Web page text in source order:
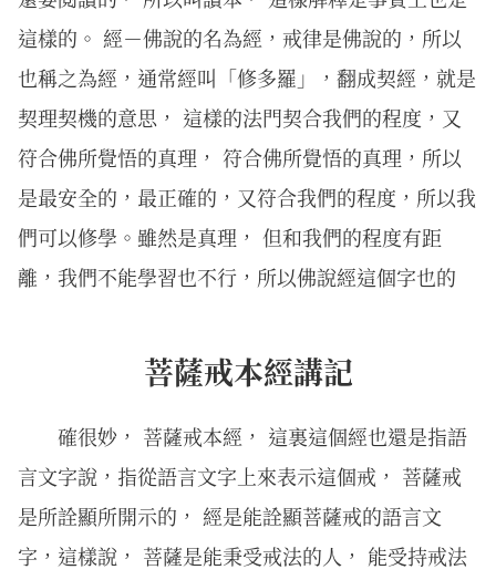
這樣的。 經－佛說的名為經，戒律是佛說的，所以
也稱之為經，通常經叫「修多羅」，翻成契經，就是
契理契機的意思， 這樣的法門契合我們的程度，又
符合佛所覺悟的真理， 符合佛所覺悟的真理，所以
是最安全的，最正確的，又符合我們的程度，所以我
們可以修學。雖然是真理， 但和我們的程度有距
離，我們不能學習也不行，所以佛說經這個字也的
菩薩戒本經講記
確很妙， 菩薩戒本經， 這裏這個經也還是指語
言文字說，指從語言文字上來表示這個戒， 菩薩戒
是所詮顯所開示的， 經是能詮顯菩薩戒的語言文
字，這樣說， 菩薩是能秉受戒法的人， 能受持戒法